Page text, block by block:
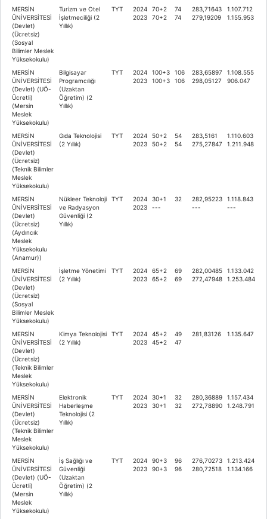
MERSİN
ÜNİVERSİTESİ
(Devlet)
(Ücretsiz)
(Sosyal
Bilimler Meslek
Yüksekokulu)
Turizm ve Otel
İşletmeciliği (2
Yıllık)
TYT
2024
2023
70+2
70+2
74
74
283,71643
279,19209
1.107.712
1.155.953
MERSİN
ÜNİVERSİTESİ
(Devlet) (UÖ-
Ücretli)
(Mersin
Meslek
Yüksekokulu)
Bilgisayar
Programcılığı
(Uzaktan
Öğretim) (2
Yıllık)
TYT
2024
2023
100+3
100+3
106
106
283,65897
298,05127
1.108.555
906.047
MERSİN
ÜNİVERSİTESİ
(Devlet)
(Ücretsiz)
(Teknik Bilimler
Meslek
Yüksekokulu)
Gıda Teknolojisi
(2 Yıllık)
TYT
2024
2023
50+2
50+2
54
54
283,5161
275,27847
1.110.603
1.211.948
MERSİN
ÜNİVERSİTESİ
(Devlet)
(Ücretsiz)
(Aydıncık
Meslek
Yüksekokulu
(Anamur))
Nükleer Teknoloji
ve Radyasyon
Güvenliği (2
Yıllık)
TYT
2024
2023
30+1
---
32
282,95223
---
1.118.843
---
MERSİN
ÜNİVERSİTESİ
(Devlet)
(Ücretsiz)
(Sosyal
Bilimler Meslek
Yüksekokulu)
İşletme Yönetimi
(2 Yıllık)
TYT
2024
2023
65+2
65+2
69
69
282,00485
272,47948
1.133.042
1.253.484
MERSİN
ÜNİVERSİTESİ
(Devlet)
(Ücretsiz)
(Teknik Bilimler
Meslek
Yüksekokulu)
Kimya Teknolojisi
(2 Yıllık)
TYT
2024
2023
45+2
45+2
49
47
281,83126 1.135.647
MERSİN
ÜNİVERSİTESİ
(Devlet)
(Ücretsiz)
(Teknik Bilimler
Meslek
Yüksekokulu)
Elektronik
Haberleşme
Teknolojisi (2
Yıllık)
TYT
2024
2023
30+1
30+1
32
32
280,36889
272,78890
1.157.434
1.248.791
MERSİN
ÜNİVERSİTESİ
(Devlet) (UÖ-
Ücretli)
(Mersin
Meslek
Yüksekokulu)
İş Sağlığı ve
Güvenliği
(Uzaktan
Öğretim) (2
Yıllık)
TYT
2024
2023
90+3
90+3
96
96
276,70273
280,72518
1.213.424
1.134.166